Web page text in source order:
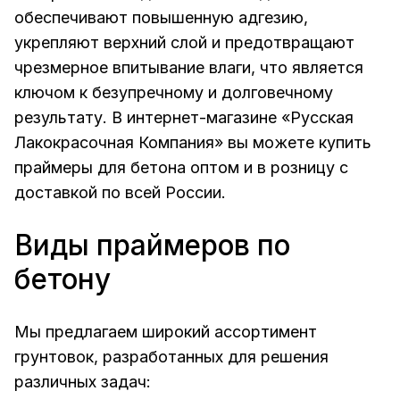
обеспечивают повышенную адгезию,
укрепляют верхний слой и предотвращают
чрезмерное впитывание влаги, что является
ключом к безупречному и долговечному
результату. В интернет-магазине «Русская
Лакокрасочная Компания» вы можете купить
праймеры для бетона оптом и в розницу с
доставкой по всей России.
Виды праймеров по
бетону
Мы предлагаем широкий ассортимент
грунтовок, разработанных для решения
различных задач: